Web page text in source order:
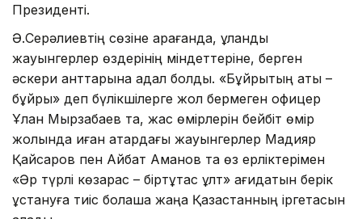
Президенті.
Ә.Серәлиевтің сөзіне қарағанда, ұландық
жауынгерлер өздерінің міндеттеріне, берген
әскери анттарына адал болды. «Бұйрықтың аты –
бұйрық» деп бүлікшілерге жол бермеген офицер
Ұлан Мырзабаев та, жас өмірлерін бейбіт өмір
жолында қиған қатардағы жауынгерлер Мадияр
Қайсаров пен Айбат Аманов та өз ерліктерімен
«Әр түрлі көзқарас – біртұтас ұлт» қағидатын берік
ұстануға тиіс болашақ жаңа Қазақстанның іргетасын